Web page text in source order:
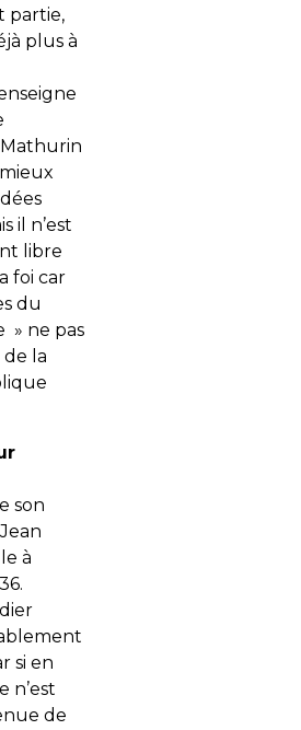
partie,
plus à
il n’est
libre
foi car
du
» ne pas
la
son
à
si en
n’est
de